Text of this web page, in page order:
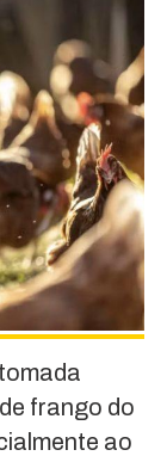
frango do
ao